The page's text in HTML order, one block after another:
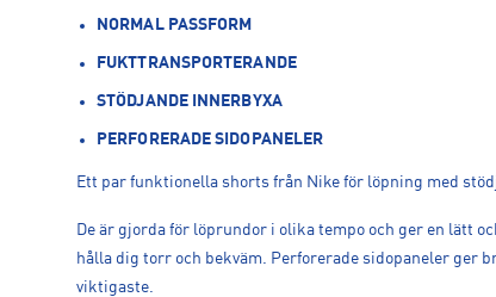
NORMAL PASSFORM
FUKTTRANSPORTERANDE
STÖDJANDE INNERBYXA
PERFORERADE SIDOPANELER
Ett par funktionella shorts från Nike för löpning med
De är gjorda för löprundor i olika tempo och ger en lätt
hålla dig torr och bekväm. Perforerade sidopaneler ger
viktigaste.